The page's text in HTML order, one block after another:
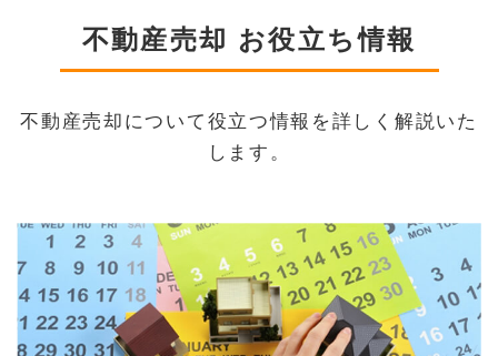
不動産売却 お役立ち情報
不動産売却について役立つ情報を詳しく解説いた
します。